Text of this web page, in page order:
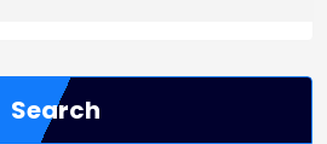
Search